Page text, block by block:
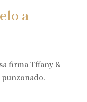
a
firma Tffany &
punzonado.